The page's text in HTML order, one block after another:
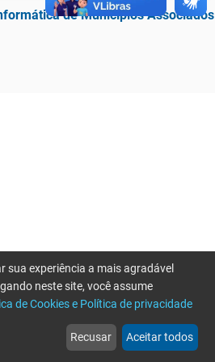
de Municípios Associados
web
Notícias
more_horiz
Mais
sua experiência a mais agradável
neste site, você assume
de Cookies e Política de privacidade
Recusar Aceitar todos
por favor tente novamente